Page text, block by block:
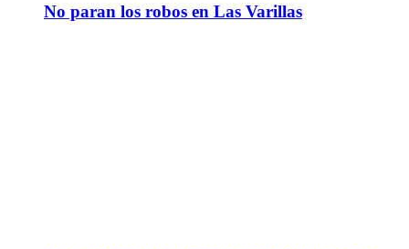
No paran los robos en Las Varillas